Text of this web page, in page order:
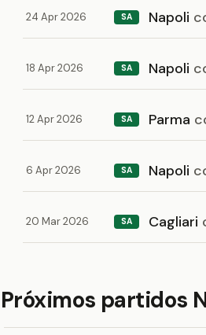
24 Apr 2026 SA Napoli
18 Apr 2026 SA Napoli
12 Apr 2026 SA Parma
6 Apr 2026 SA Napoli
20 Mar 2026 SA Cagliari
Próximos partidos